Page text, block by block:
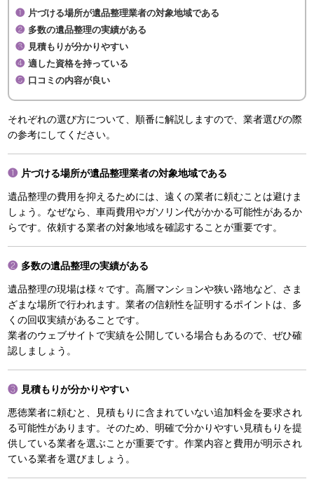
片づける場所が遺品整理業者の対象地域である
多数の遺品整理の実績がある
見積もりが分かりやすい
適した資格を持っている
口コミの内容が良い
それぞれの選び方について、順番に解説しますので、業者選びの際
の参考にしてください。
片づける場所が遺品整理業者の対象地域である
遺品整理の費用を抑えるためには、遠くの業者に頼むことは避けま
しょう。なぜなら、車両費用やガソリン代がかかる可能性があるか
らです。依頼する業者の対象地域を確認することが重要です。
多数の遺品整理の実績がある
遺品整理の現場は様々です。高層マンションや狭い路地など、さま
ざまな場所で行われます。業者の信頼性を証明するポイントは、多
くの回収実績があることです。
業者のウェブサイトで実績を公開している場合もあるので、ぜひ確
認しましょう。
見積もりが分かりやすい
悪徳業者に頼むと、見積もりに含まれていない追加料金を要求され
る可能性があります。そのため、明確で分かりやすい見積もりを提
供している業者を選ぶことが重要です。作業内容と費用が明示され
ている業者を選びましょう。